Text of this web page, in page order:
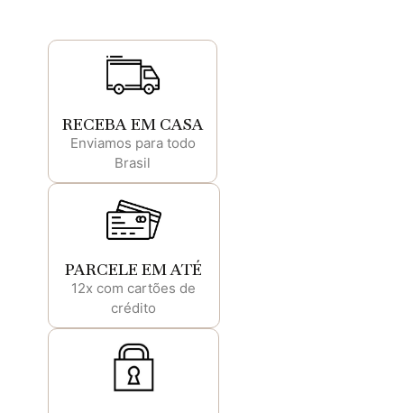
RECEBA EM CASA
Enviamos para todo
Brasil
PARCELE EM ATÉ
12x com cartões de
crédito